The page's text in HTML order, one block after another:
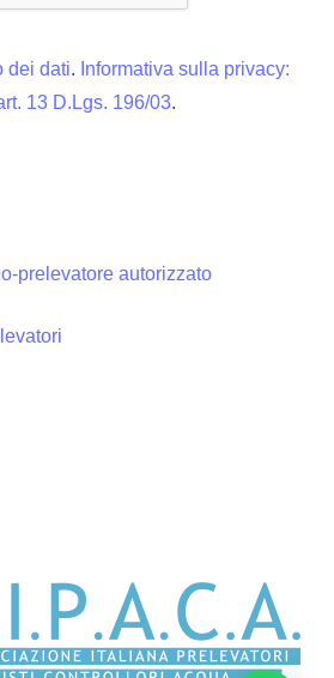
dei dati. Informativa sulla privacy:
13 D.Lgs. 196/03.
prelevatore autorizzato